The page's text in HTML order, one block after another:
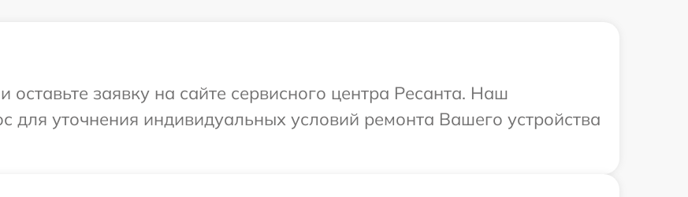
заявку на сайте сервисного центра Ресанта. Наш
для уточнения индивидуальных условий ремонта Вашего устройства